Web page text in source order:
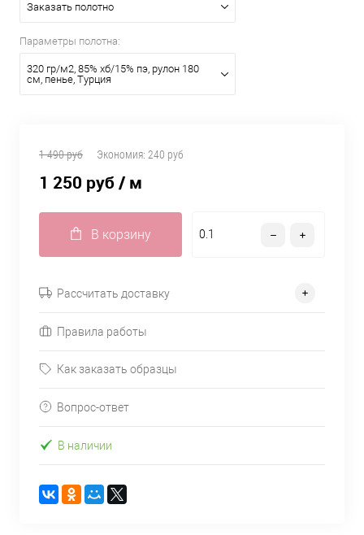
Заказать полотно
Параметры полотна:
320 гр/м2, 85% хб/15% пэ, рулон 180
см, пенье, Турция
1 490 руб Экономия: 240 руб
1 250 руб/ м
В корзину
Рассчитать доставку
Правила работы
Как заказать образцы
Вопрос-ответ
В наличии